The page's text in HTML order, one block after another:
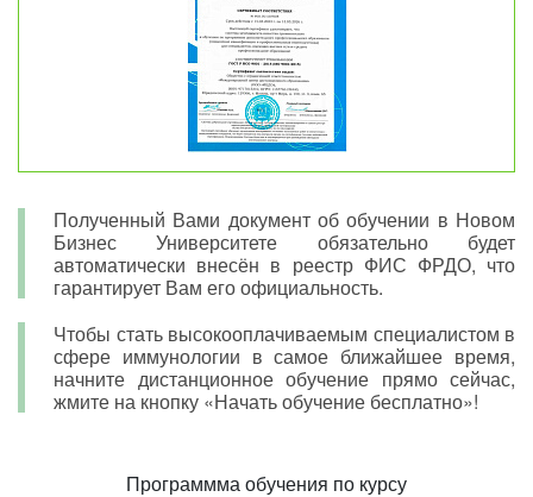
Полученный Вами документ об обучении в Новом
Бизнес Университете обязательно будет
автоматически внесён в реестр ФИС ФРДО, что
гарантирует Вам его официальность.
Чтобы стать высокооплачиваемым специалистом в
сфере иммунологии в самое ближайшее время,
начните дистанционное обучение прямо сейчас,
жмите на кнопку «Начать обучение бесплатно»!
Программма обучения по курсу